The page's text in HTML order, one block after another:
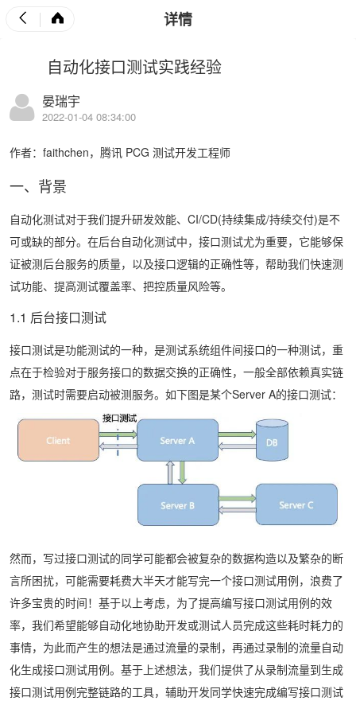
详情
自动化接口测试实践经验
晏瑞宇
2022-01-04 08:34:00
作者：faithchen，腾讯 PCG 测试开发工程师
一、背景
自动化测试对于我们提升研发效能、CI/CD(持续集成/持续交付)是不
可或缺的部分。在后台自动化测试中，接口测试尤为重要，它能够保
证被测后台服务的质量，以及接口逻辑的正确性等，帮助我们快速测
试功能、提高测试覆盖率、把控质量风险等。
1.1 后台接口测试
接口测试是功能测试的一种，是测试系统组件间接口的一种测试，重
点在于检验对于服务接口的数据交换的正确性，一般全部依赖真实链
路，测试时需要启动被测服务。如下图是某个Server A的接口测试：
然而，写过接口测试的同学可能都会被复杂的数据构造以及繁杂的断
言所困扰，可能需要耗费大半天才能写完一个接口测试用例，浪费了
许多宝贵的时间！基于以上考虑，为了提高编写接口测试用例的效
率，我们希望能够自动化地协助开发或测试人员完成这些耗时耗力的
事情，为此而产生的想法是通过流量的录制，再通过录制的流量自动
化生成接口测试用例。基于上述想法，我们提供了从录制流量到生成
接口测试用例完整链路的工具，辅助开发同学快速完成编写接口测试